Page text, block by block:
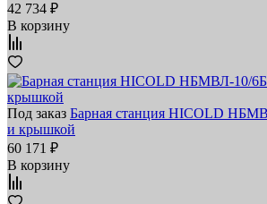
42 734 ₽
В корзину
Под заказ Барная станция HICOLD
и крышкой
60 171 ₽
В корзину